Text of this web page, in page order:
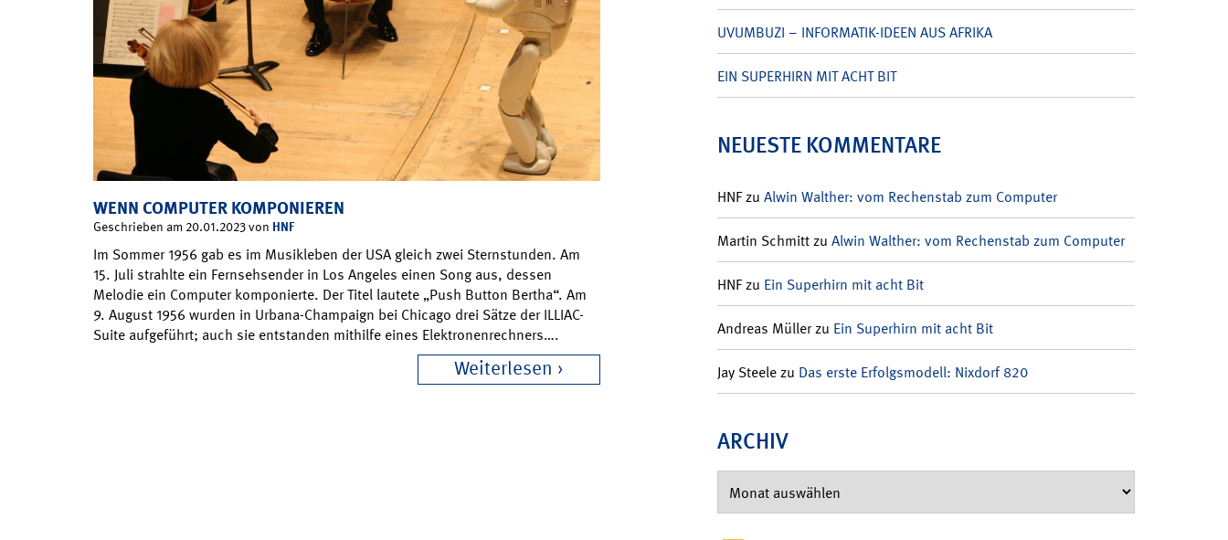
WENN COMPUTER KOMPONIEREN
Geschrieben am 20.01.2023 von HNF
Im Sommer 1956 gab es im Musikleben der USA gleich zwei Sternstunden. Am
15. Juli strahlte ein Fernsehsender in Los Angeles einen Song aus, dessen
Melodie ein Computer komponierte. Der Titel lautete „Push Button Bertha“. Am
9. August 1956 wurden in Urbana-Champaign bei Chicago drei Sätze der ILLIAC-
Suite aufgeführt; auch sie entstanden mithilfe eines Elektronenrechners….
Weiterlesen
UVUMBUZI – INFORMATIK-IDEEN AUS AFRIKA
EIN SUPERHIRN MIT ACHT BIT
NEUESTE KOMMENTARE
HNFzu Alwin Walther: vom Rechenstab zum Computer
Martin Schmittzu Alwin Walther: vom Rechenstab zum Computer
HNFzu Ein Superhirn mit acht Bit
Andreas Müllerzu Ein Superhirn mit acht Bit
Jay Steelezu Das erste Erfolgsmodell: Nixdorf 820
ARCHIV